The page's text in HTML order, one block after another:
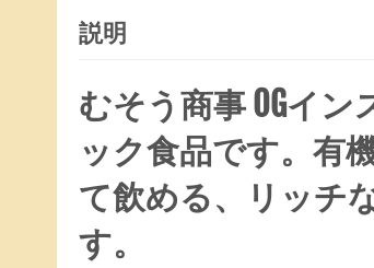
説明
むそう商事 OGイ
ック食品です。有
て飲める、リッチ
す。